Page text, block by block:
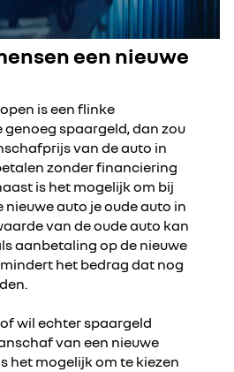
een nieuwe
is een flinke
genoeg spaargeld, dan zou
van de auto in
zonder financiering
is het mogelijk om bij
auto je oude auto in
van de oude auto kan
aanbetaling op de nieuwe
het bedrag dat nog
wil echter spaargeld
van een nieuwe
het mogelijk om te kiezen